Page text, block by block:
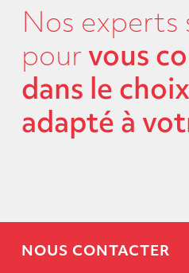
Nos experts
pour vous
dans le
adapté à
NOUS CONTACTER